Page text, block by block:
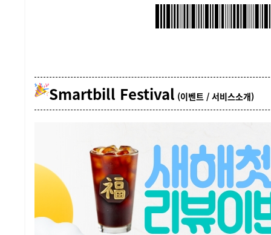
Smartbill Festival (이벤트 / 서비스소개)